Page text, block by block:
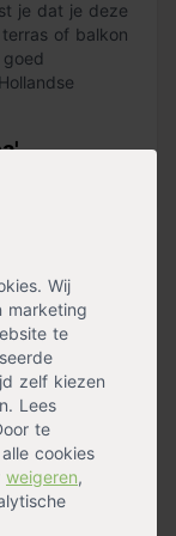
Wij
marketing
te
zelf kiezen
Lees
te
cookies
weigeren,
je dat je deze
of balkon
de struik
winter. Op
tot half
zich optimaal
je
,In
(blikvanger)